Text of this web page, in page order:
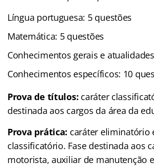
Língua portuguesa: 5 questões
Matemática: 5 questões
Conhecimentos gerais e
Conhecimentos específicos: 10
Prova de títulos: caráter
destinada aos cargos da área da
Prova prática: caráter eliminatório
classificatório. Fase destinada aos
motorista, auxiliar de manutenção